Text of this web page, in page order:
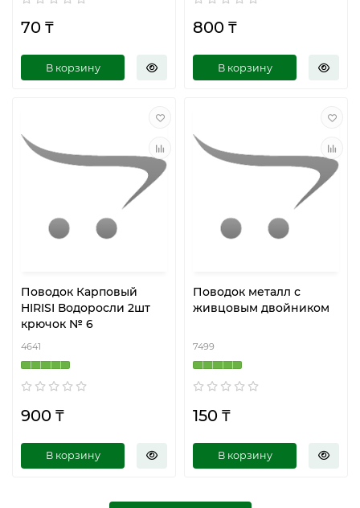
70 ₸
В корзину
800 ₸
В корзину
Поводок Карповый
HIRISI Водоросли 2шт
крючок № 6
4641
900 ₸
В корзину
Поводок металл с
живцовым двойником
7499
150 ₸
В корзину